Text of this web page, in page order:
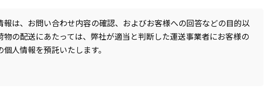
報は、お問い合わせ内容の確認、およびお客様への回答などの目的以
の配送にあたっては、弊社が適当と判断した運送事業者にお客様の
人情報を預託いたします。